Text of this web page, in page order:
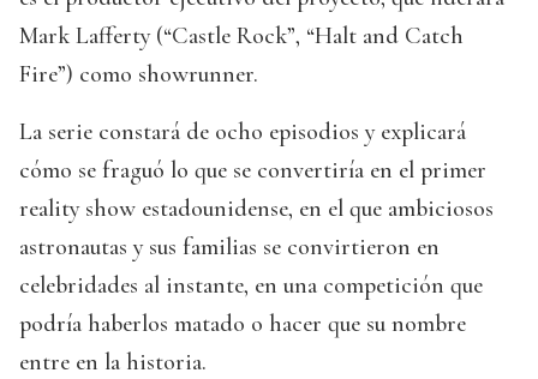
Mark Lafferty (“Castle Rock”, “Halt and Catch
Fire”) como showrunner.
La serie constará de ocho episodios y explicará
cómo se fraguó lo que se convertiría en el primer
reality show estadounidense, en el que ambiciosos
astronautas y sus familias se convirtieron en
celebridades al instante, en una competición que
podría haberlos matado o hacer que su nombre
entre en la historia.